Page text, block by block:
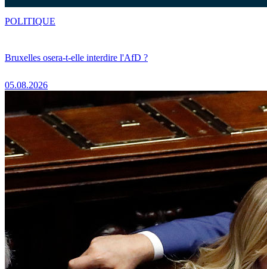
Bruxelles osera-t-elle interdire l'AfD ?
05.08.2026
POLITIQUE